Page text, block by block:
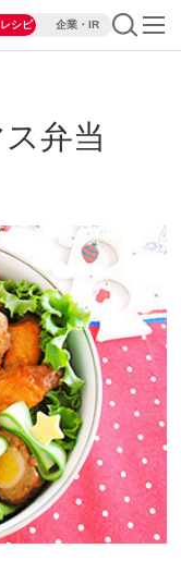
シピ 企業・IR
弁当